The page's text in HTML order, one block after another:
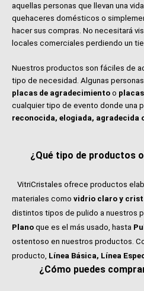
aquellas personas que llevan una
quehaceres domésticos o
hacer sus compras. No necesitará
locales comerciales perdiendo un
Nuestros productos son fáciles de
tipo de necesidad. Algunas
placas de agradecimiento o
cualquier tipo de evento donde una
reconocida, elogiada, agradecida
¿Qué tipo de productos
VitriCristales ofrece productos
materiales como vidrio claro y
distintos tipos de pulido a nuestros
Plano que es el más usado, hasta
ostentoso en nuestros productos.
producto, Línea Básica, Línea
¿Cómo puedes